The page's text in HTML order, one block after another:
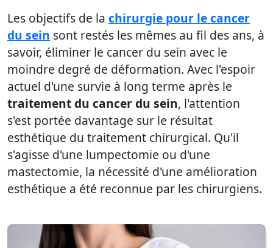
Les objectifs de la chirurgie pour le cancer
du sein sont restés les mêmes au fil des ans, à
savoir, éliminer le cancer du sein avec le
moindre degré de déformation. Avec l'espoir
actuel d'une survie à long terme après le
traitement du cancer du sein, l'attention
s'est portée davantage sur le résultat
esthétique du traitement chirurgical. Qu'il
s'agisse d'une lumpectomie ou d'une
mastectomie, la nécessité d'une amélioration
esthétique a été reconnue par les chirurgiens.